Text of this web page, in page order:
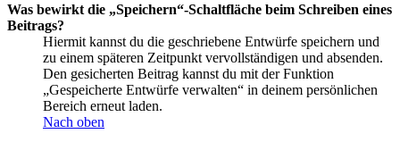
Was bewirkt die „Speichern“-Schaltfläche beim Schreiben eines
Beitrags?
Hiermit kannst du die geschriebene Entwürfe speichern und
zu einem späteren Zeitpunkt vervollständigen und absenden.
Den gesicherten Beitrag kannst du mit der Funktion
„Gespeicherte Entwürfe verwalten“ in deinem persönlichen
Bereich erneut laden.
Nach oben